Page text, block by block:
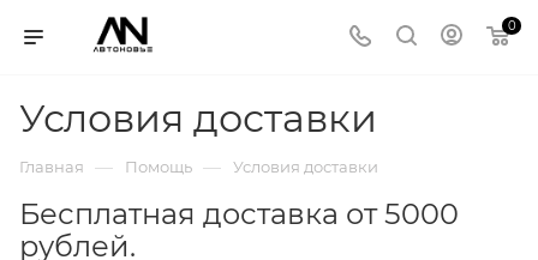
0
Условия доставки
Главная — Помощь — Условия доставки
Бесплатная доставка от 5000
рублей.